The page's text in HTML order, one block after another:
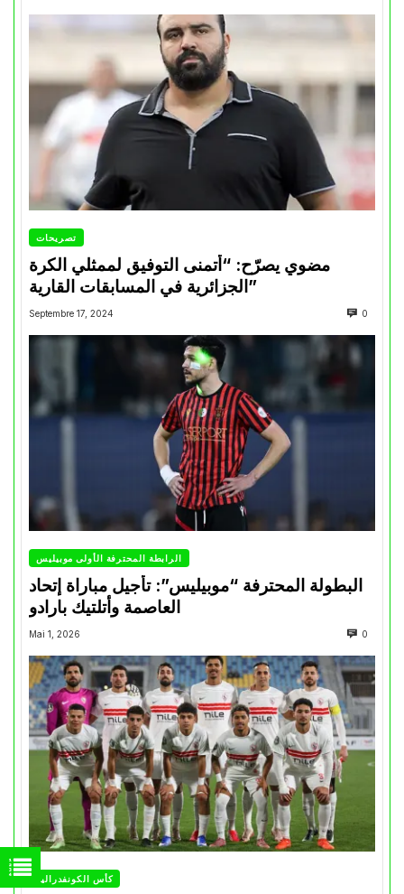
تصريحات
مضوي يصرّح: “أتمنى التوفيق لممثلي الكرة
الجزائرية في المسابقات القارية”
Septembre 17, 2024 0
الرابطة المحترفة الأولى موبيليس
البطولة المحترفة “موبيليس”: تأجيل مباراة إتحاد
العاصمة وأتلتيك بارادو
Mai 1, 2026 0
كأس الكونفدرالية